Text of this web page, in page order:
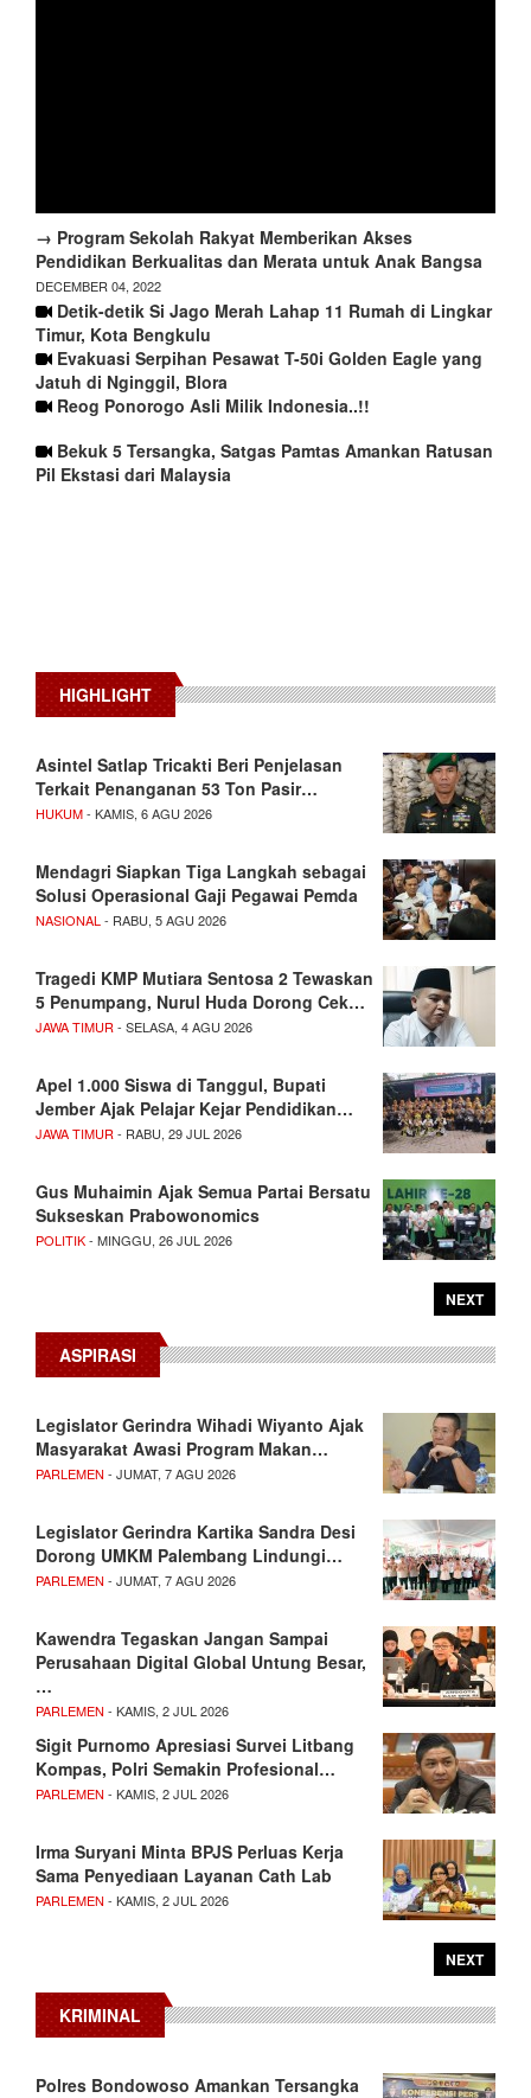
→ Program Sekolah Rakyat Memberikan Akses
Pendidikan Berkualitas dan Merata untuk Anak Bangsa
DECEMBER 04, 2022
Detik-detik Si Jago Merah Lahap 11 Rumah di Lingkar
Timur, Kota Bengkulu
Evakuasi Serpihan Pesawat T-50i Golden Eagle yang
Jatuh di Nginggil, Blora
Reog Ponorogo Asli Milik Indonesia..!!
Bekuk 5 Tersangka, Satgas Pamtas Amankan Ratusan
Pil Ekstasi dari Malaysia
HIGHLIGHT
Asintel Satlap Tricakti Beri Penjelasan
Terkait Penanganan 53 Ton Pasir…
HUKUM- KAMIS, 6 AGU 2026
Mendagri Siapkan Tiga Langkah sebagai
Solusi Operasional Gaji Pegawai Pemda
NASIONAL - RABU, 5 AGU 2026
Tragedi KMP Mutiara Sentosa 2 Tewaskan
5 Penumpang, Nurul Huda Dorong Cek…
JAWA TIMUR - SELASA, 4 AGU 2026
Apel 1.000 Siswa di Tanggul, Bupati
Jember Ajak Pelajar Kejar Pendidikan…
JAWA TIMUR - RABU, 29 JUL 2026
Gus Muhaimin Ajak Semua Partai Bersatu
Sukseskan Prabowonomics
POLITIK- MINGGU, 26 JUL 2026
NEXT
ASPIRASI
Legislator Gerindra Wihadi Wiyanto Ajak
Masyarakat Awasi Program Makan…
PARLEMEN - JUMAT, 7 AGU 2026
Legislator Gerindra Kartika Sandra Desi
Dorong UMKM Palembang Lindungi…
PARLEMEN - JUMAT, 7 AGU 2026
Kawendra Tegaskan Jangan Sampai
Perusahaan Digital Global Untung Besar,
…
PARLEMEN - KAMIS, 2 JUL 2026
Sigit Purnomo Apresiasi Survei Litbang
Kompas, Polri Semakin Profesional…
PARLEMEN - KAMIS, 2 JUL 2026
Irma Suryani Minta BPJS Perluas Kerja
Sama Penyediaan Layanan Cath Lab
PARLEMEN - KAMIS, 2 JUL 2026
NEXT
KRIMINAL
Polres Bondowoso Amankan Tersangka